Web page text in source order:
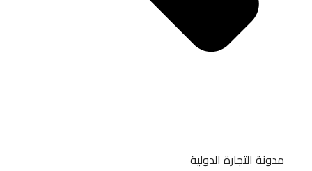
مدونة التجارة الدولية